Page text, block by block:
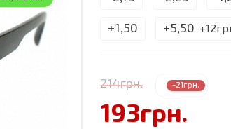
+1,50 +5,50
214грн. -21грн.
193грн.